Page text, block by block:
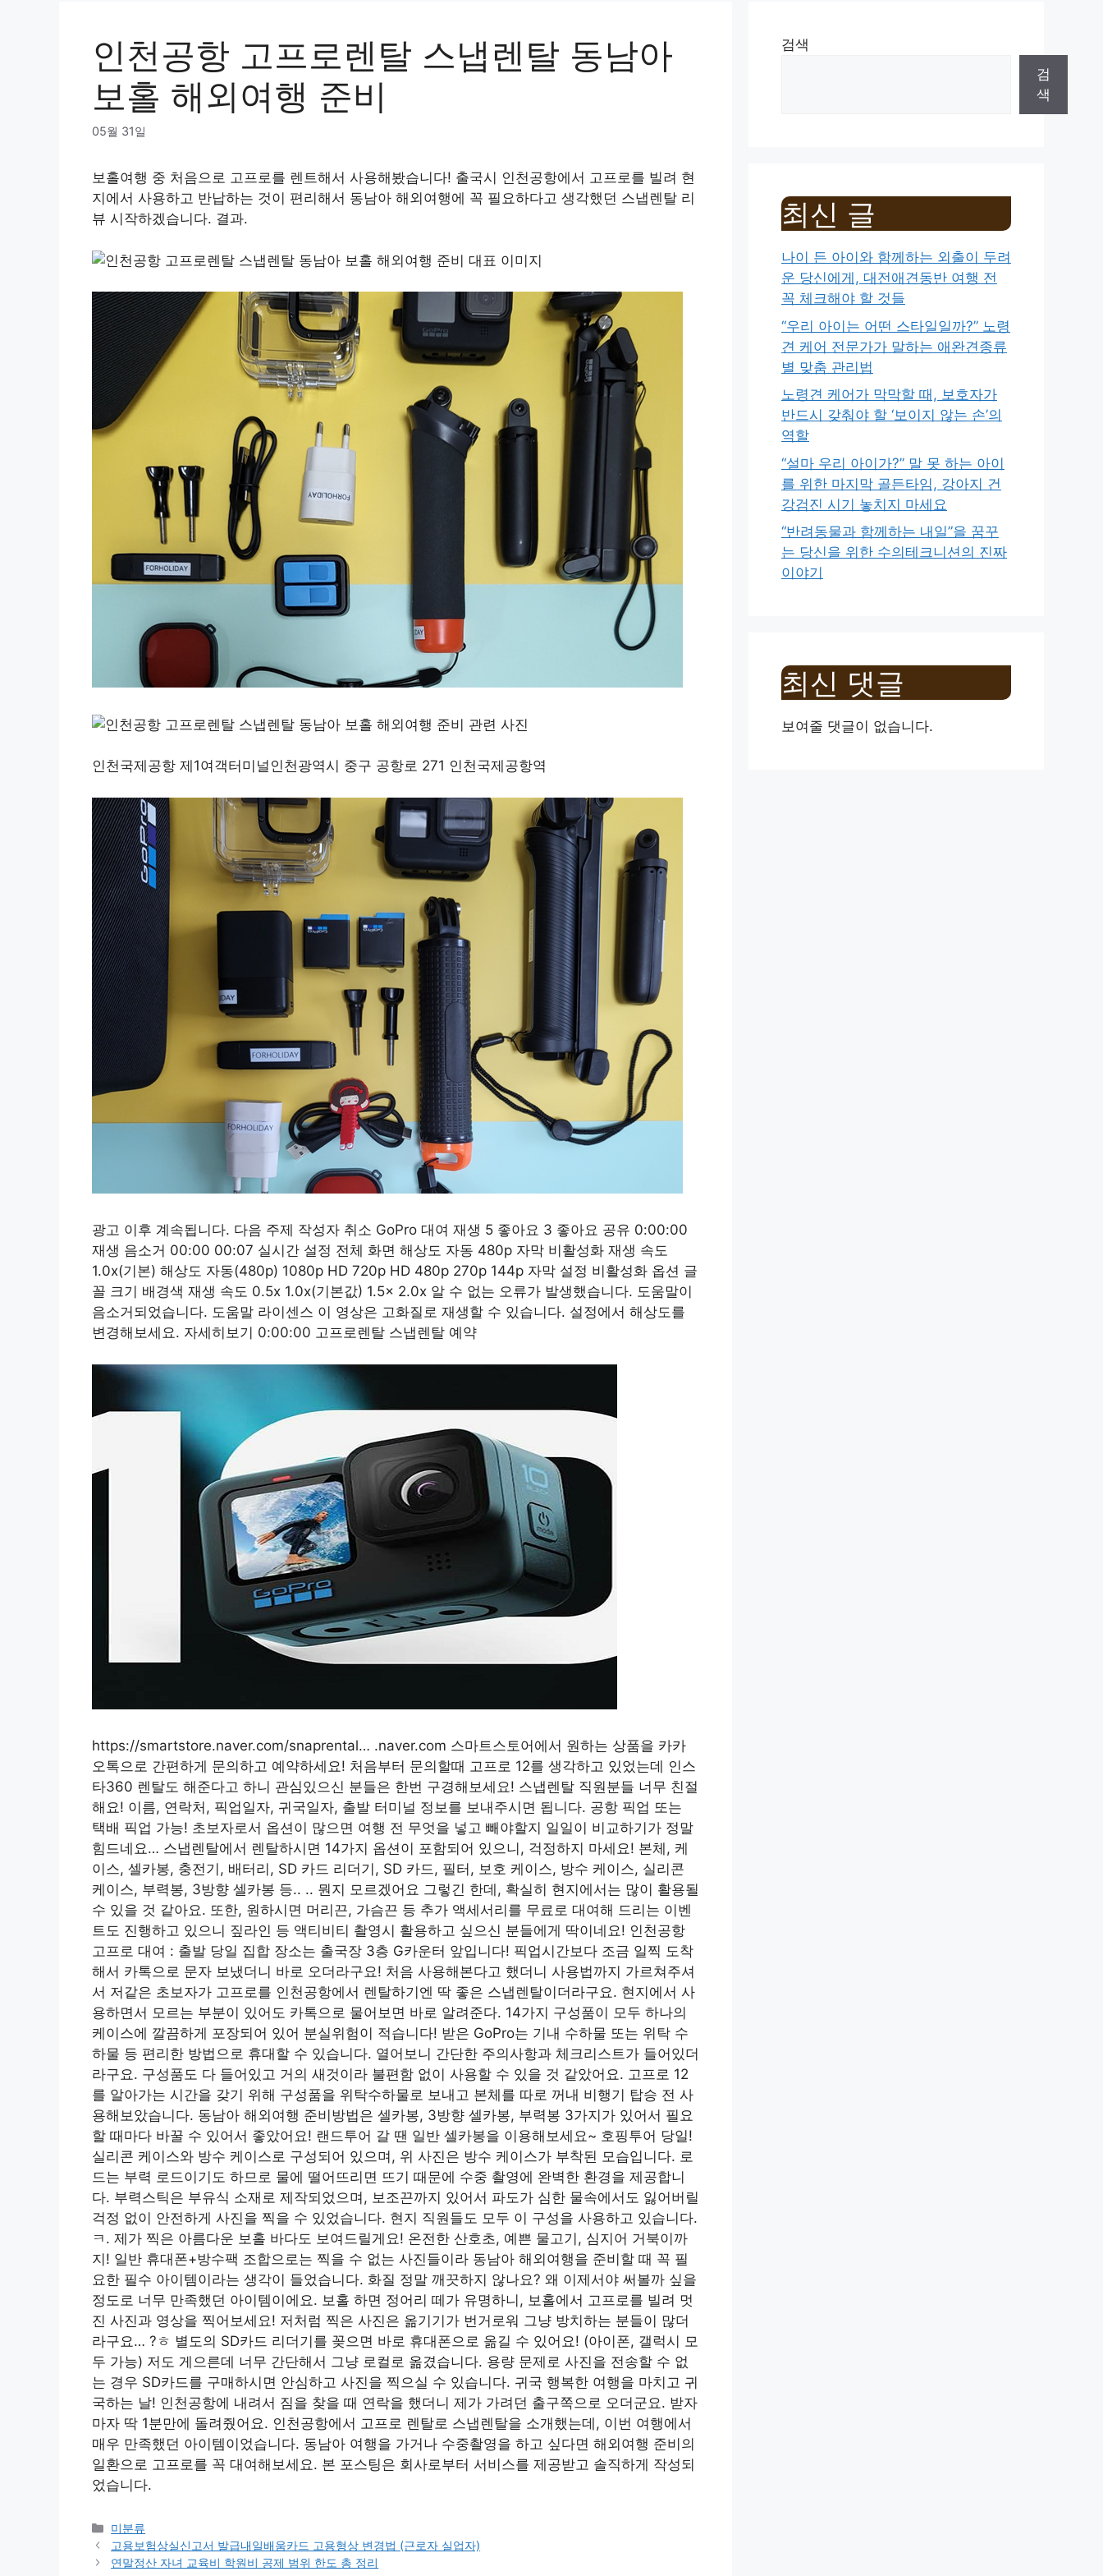
인천공항 고프로렌탈 스냅렌탈 동남아
보홀 해외여행 준비
05월 31일
보홀여행 중 처음으로 고프로를 렌트해서 사용해봤습니다! 출국시 인천공항에서 고프로를 빌려 현
지에서 사용하고 반납하는 것이 편리해서 동남아 해외여행에 꼭 필요하다고 생각했던 스냅렌탈 리
뷰 시작하겠습니다. 결과.
인천국제공항 제1여객터미널인천광역시 중구 공항로 271 인천국제공항역
광고 이후 계속됩니다. 다음 주제 작성자 취소 GoPro 대여 재생 5 좋아요 3 좋아요 공유 0:00:00
재생 음소거 00:00 00:07 실시간 설정 전체 화면 해상도 자동 480p 자막 비활성화 재생 속도
1.0x(기본) 해상도 자동(480p) 1080p HD 720p HD 480p 270p 144p 자막 설정 비활성화 옵션 글
꼴 크기 배경색 재생 속도 0.5x 1.0x(기본값) 1.5x 2.0x 알 수 없는 오류가 발생했습니다. 도움말이
음소거되었습니다. 도움말 라이센스 이 영상은 고화질로 재생할 수 있습니다. 설정에서 해상도를
변경해보세요. 자세히보기 0:00:00 고프로렌탈 스냅렌탈 예약
https://smartstore.naver.com/snaprental… .naver.com 스마트스토어에서 원하는 상품을 카카
오톡으로 간편하게 문의하고 예약하세요! 처음부터 문의할때 고프로 12를 생각하고 있었는데 인스
타360 렌탈도 해준다고 하니 관심있으신 분들은 한번 구경해보세요! 스냅렌탈 직원분들 너무 친절
해요! 이름, 연락처, 픽업일자, 귀국일자, 출발 터미널 정보를 보내주시면 됩니다. 공항 픽업 또는
택배 픽업 가능! 초보자로서 옵션이 많으면 여행 전 무엇을 넣고 빼야할지 일일이 비교하기가 정말
힘드네요… 스냅렌탈에서 렌탈하시면 14가지 옵션이 포함되어 있으니, 걱정하지 마세요! 본체, 케
이스, 셀카봉, 충전기, 배터리, SD 카드 리더기, SD 카드, 필터, 보호 케이스, 방수 케이스, 실리콘
케이스, 부력봉, 3방향 셀카봉 등.. .. 뭔지 모르겠어요 그렇긴 한데, 확실히 현지에서는 많이 활용될
수 있을 것 같아요. 또한, 원하시면 머리끈, 가슴끈 등 추가 액세서리를 무료로 대여해 드리는 이벤
트도 진행하고 있으니 짚라인 등 액티비티 촬영시 활용하고 싶으신 분들에게 딱이네요! 인천공항
고프로 대여 : 출발 당일 집합 장소는 출국장 3층 G카운터 앞입니다! 픽업시간보다 조금 일찍 도착
해서 카톡으로 문자 보냈더니 바로 오더라구요! 처음 사용해본다고 했더니 사용법까지 가르쳐주셔
서 저같은 초보자가 고프로를 인천공항에서 렌탈하기엔 딱 좋은 스냅렌탈이더라구요. 현지에서 사
용하면서 모르는 부분이 있어도 카톡으로 물어보면 바로 알려준다. 14가지 구성품이 모두 하나의
케이스에 깔끔하게 포장되어 있어 분실위험이 적습니다! 받은 GoPro는 기내 수하물 또는 위탁 수
하물 등 편리한 방법으로 휴대할 수 있습니다. 열어보니 간단한 주의사항과 체크리스트가 들어있더
라구요. 구성품도 다 들어있고 거의 새것이라 불편함 없이 사용할 수 있을 것 같았어요. 고프로 12
를 알아가는 시간을 갖기 위해 구성품을 위탁수하물로 보내고 본체를 따로 꺼내 비행기 탑승 전 사
용해보았습니다. 동남아 해외여행 준비방법은 셀카봉, 3방향 셀카봉, 부력봉 3가지가 있어서 필요
할 때마다 바꿀 수 있어서 좋았어요! 랜드투어 갈 땐 일반 셀카봉을 이용해보세요~ 호핑투어 당일!
실리콘 케이스와 방수 케이스로 구성되어 있으며, 위 사진은 방수 케이스가 부착된 모습입니다. 로
드는 부력 로드이기도 하므로 물에 떨어뜨리면 뜨기 때문에 수중 촬영에 완벽한 환경을 제공합니
다. 부력스틱은 부유식 소재로 제작되었으며, 보조끈까지 있어서 파도가 심한 물속에서도 잃어버릴
걱정 없이 안전하게 사진을 찍을 수 있었습니다. 현지 직원들도 모두 이 구성을 사용하고 있습니다.
ㅋ. 제가 찍은 아름다운 보홀 바다도 보여드릴게요! 온전한 산호초, 예쁜 물고기, 심지어 거북이까
지! 일반 휴대폰+방수팩 조합으로는 찍을 수 없는 사진들이라 동남아 해외여행을 준비할 때 꼭 필
요한 필수 아이템이라는 생각이 들었습니다. 화질 정말 깨끗하지 않나요? 왜 이제서야 써볼까 싶을
정도로 너무 만족했던 아이템이에요. 보홀 하면 정어리 떼가 유명하니, 보홀에서 고프로를 빌려 멋
진 사진과 영상을 찍어보세요! 저처럼 찍은 사진은 옮기기가 번거로워 그냥 방치하는 분들이 많더
라구요… ?ㅎ 별도의 SD카드 리더기를 꽂으면 바로 휴대폰으로 옮길 수 있어요! (아이폰, 갤럭시 모
두 가능) 저도 게으른데 너무 간단해서 그냥 로컬로 옮겼습니다. 용량 문제로 사진을 전송할 수 없
는 경우 SD카드를 구매하시면 안심하고 사진을 찍으실 수 있습니다. 귀국 행복한 여행을 마치고 귀
국하는 날! 인천공항에 내려서 짐을 찾을 때 연락을 했더니 제가 가려던 출구쪽으로 오더군요. 받자
마자 딱 1분만에 돌려줬어요. 인천공항에서 고프로 렌탈로 스냅렌탈을 소개했는데, 이번 여행에서
매우 만족했던 아이템이었습니다. 동남아 여행을 가거나 수중촬영을 하고 싶다면 해외여행 준비의
일환으로 고프로를 꼭 대여해보세요. 본 포스팅은 회사로부터 서비스를 제공받고 솔직하게 작성되
었습니다.
Categories
미분류
고용보험상실신고서 발급내일배움카드 고용형상 변경법 (근로자 실업자)
연말정산 자녀 교육비 학원비 공제 범위 한도 총 정리
검색
검
색
최신 글
나이 든 아이와 함께하는 외출이 두려
운 당신에게, 대전애견동반 여행 전
꼭 체크해야 할 것들
“우리 아이는 어떤 스타일일까?” 노령
견 케어 전문가가 말하는 애완견종류
별 맞춤 관리법
노령견 케어가 막막할 때, 보호자가
반드시 갖춰야 할 ‘보이지 않는 손’의
역할
“설마 우리 아이가?” 말 못 하는 아이
를 위한 마지막 골든타임, 강아지 건
강검진 시기 놓치지 마세요
“반려동물과 함께하는 내일”을 꿈꾸
는 당신을 위한 수의테크니션의 진짜
이야기
최신 댓글
보여줄 댓글이 없습니다.